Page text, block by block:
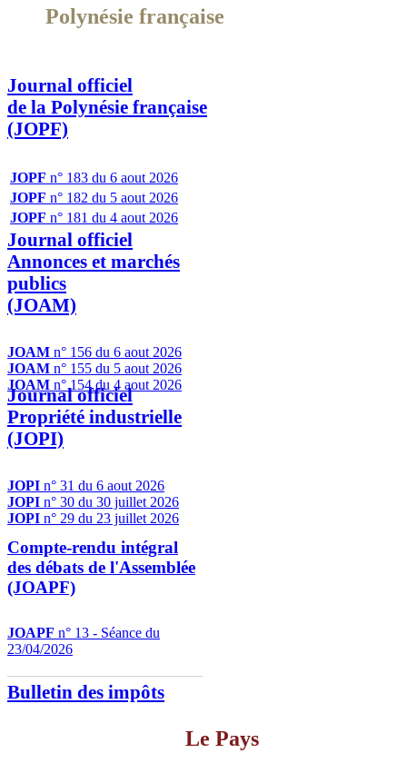
Polynésie française
Journal officiel
de la Polynésie française
(JOPF)
JOPF n° 183 du 6 aout 2026
JOPF n° 182 du 5 aout 2026
JOPF n° 181 du 4 aout 2026
Journal officiel
Annonces et marchés
publics
(JOAM)
JOAM n° 156 du 6 aout 2026
JOAM n° 155 du 5 aout 2026
JOAM n° 154 du 4 aout 2026
Journal officiel
Propriété industrielle
(JOPI)
JOPI n° 31 du 6 aout 2026
JOPI n° 30 du 30 juillet 2026
JOPI n° 29 du 23 juillet 2026
Compte-rendu intégral
des débats de l'Assemblée
(JOAPF)
JOAPF n° 13 - Séance du
23/04/2026
Bulletin des impôts
Le Pays